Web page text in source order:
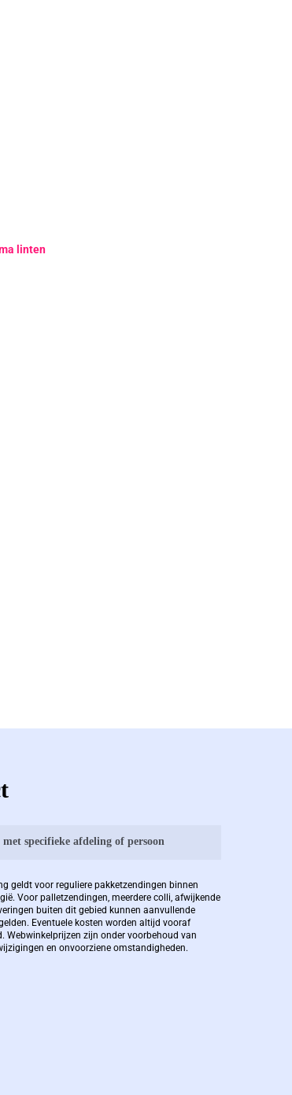
linten
specifieke afdeling of persoon
Berdo
geldt voor reguliere pakketzendingen binnen
Voor palletzendingen, meerdere colli, afwijkende
buiten dit gebied kunnen aanvullende
Eventuele kosten worden altijd vooraf
Webwinkelprijzen zijn onder voorbehoud van
en onvoorziene omstandigheden.